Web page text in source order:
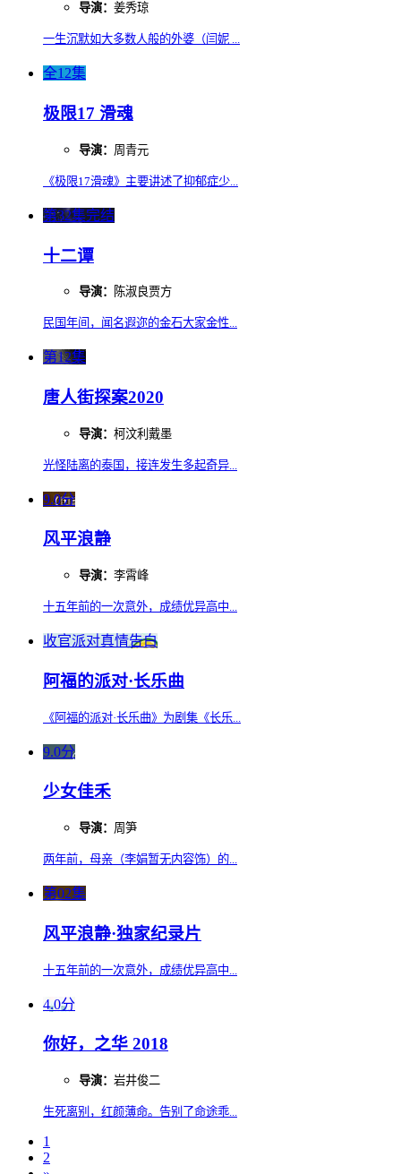
导演： 姜秀琼
一生沉默如大多数人般的外婆（闫妮 ...
全12集
极限17 滑魂
导演： 周青元
《极限17滑魂》主要讲述了抑郁症少...
第32集完结
十二谭
导演： 陈淑良贾方
民国年间，闻名遐迩的金石大家金性...
第12集
唐人街探案2020
导演： 柯汶利戴墨
光怪陆离的泰国，接连发生多起奇异...
9.0分
风平浪静
导演： 李霄峰
十五年前的一次意外，成绩优异高中...
收官派对真情告白
阿福的派对·长乐曲
《阿福的派对·长乐曲》为剧集《长乐...
9.0分
少女佳禾
导演： 周笋
两年前，母亲（李娟暂无内容饰）的...
第02集
风平浪静·独家纪录片
十五年前的一次意外，成绩优异高中...
4.0分
你好，之华 2018
导演： 岩井俊二
生死离别，红颜薄命。告别了命途乖...
1
2